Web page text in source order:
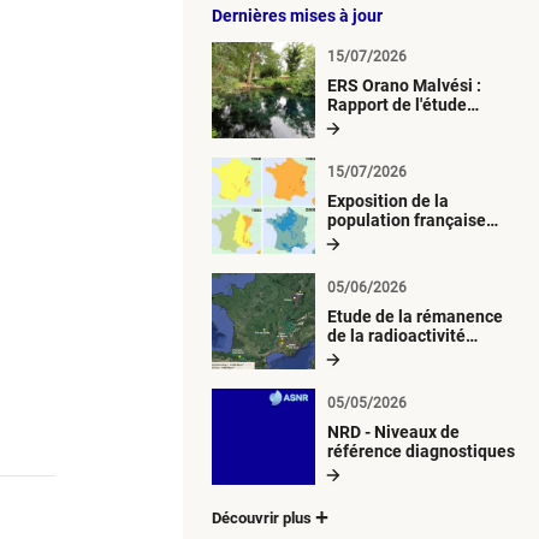
Dernières mises à jour
ERS Orano Malvési :
Rapport de l'étude
radiologique du milieu
15/07/2026
Exposition de la
population française
métropolitaine aux
atmosphériques
radioactives depuis 1945
15/07/2026
Etude de la rémanence
de la radioactivité
d’origine artificielle
05/06/2026
NRD - Niveaux de
référence diagnostiques
05/05/2026
Découvrir plus